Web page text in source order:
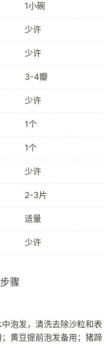
1小碗
少许
少许
3-4瓣
少许
1个
1个
少许
2-3片
适量
少许
骤
泡发，清洗去除沙粒和表
黄豆提前泡发备用；猪蹄